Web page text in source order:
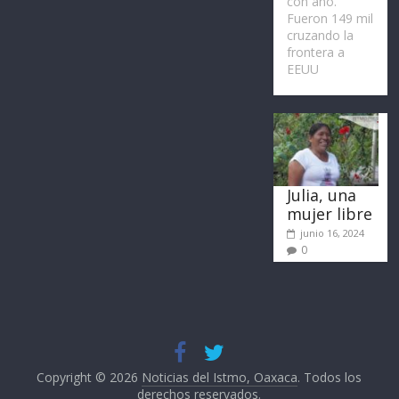
Fueron 149 mil
cruzando la
frontera a
EEUU
Julia, una
mujer libre
junio 16, 2024
0
Copyright © 2026 Noticias del Istmo, Oaxaca. Todos los
derechos reservados.